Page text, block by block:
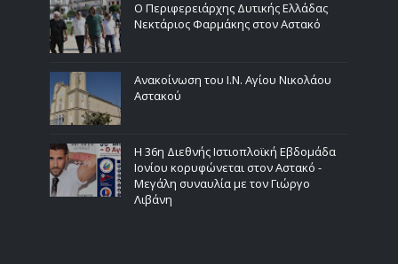
Ο Περιφερειάρχης Δυτικής Ελλάδας
Νεκτάριος Φαρμάκης στον Αστακό
Ανακοίνωση του Ι.Ν. Αγίου Νικολάου
Αστακού
Η 36η Διεθνής Ιστιοπλοϊκή Εβδομάδα
Ιονίου κορυφώνεται στον Αστακό -
Μεγάλη συναυλία με τον Γιώργο
Λιβάνη